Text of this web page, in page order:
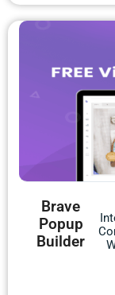
Brave
Popup
Builder